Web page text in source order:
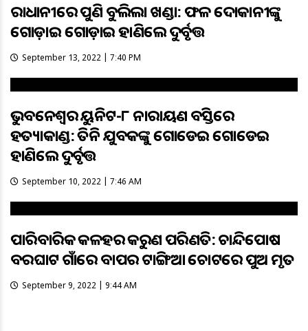
ରାଜଧାନୀରେ ପୁଣି ବୁଲିଲା ଖଣ୍ଡା: ଫଳ ଦୋକାନୀଙ୍କୁ
ଗୋଡ଼ାଇ ଗୋଡ଼ାଇ ହାଣିଲେ ଦୁର୍ବୃତ୍ତ
September 13, 2022 | 7:40 PM
ଭୁବନେଶ୍ୱର ୟୁନିଟ-୮ ନାରାୟଣ ବସ୍ତିରେ
ହତ୍ୟାକାଣ୍ଡ: ତିନି ଯୁବକଙ୍କୁ ଗୋଡେଇ ଗୋଡେଇ
ହାଣିଲେ ଦୁର୍ବୃତ୍ତ
September 10, 2022 | 7:46 AM
ପାରିବାରିକ କଳହର କରୁଣ ପରିଣତି: ଚାନ୍ଦିପୋଷ
ବରଘାଟ ଗାଁରେ ବାପର ଟାଙ୍ଗିଆ ଚୋଟରେ ପୁଅ ମୃତ
September 9, 2022 | 9:44 AM